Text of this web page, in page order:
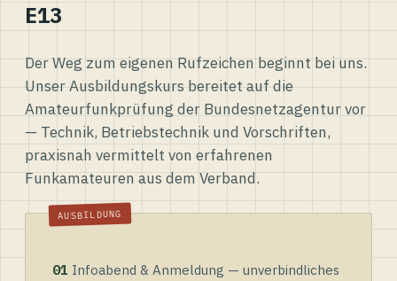
E13
Der Weg zum eigenen Rufzeichen beginnt bei uns.
Unser Ausbildungskurs bereitet auf die
Amateurfunkprüfung der Bundesnetzagentur vor
— Technik, Betriebstechnik und Vorschriften,
praxisnah vermittelt von erfahrenen
Funkamateuren aus dem Verband.
01 Infoabend & Anmeldung — unverbindliches